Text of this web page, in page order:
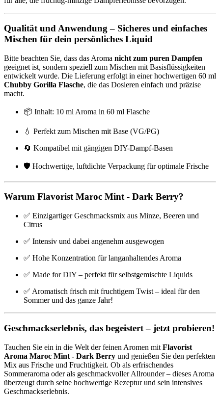
Qualität und Anwendung – Sicheres und einfaches
Mischen für dein persönliches Liquid
Bitte beachten Sie, dass das Aroma nicht zum puren Dampfen
geeignet ist, sondern speziell zum Mischen mit Basisflüssigkeiten
entwickelt wurde. Die Lieferung erfolgt in einer hochwertigen 60 ml
Chubby Gorilla Flasche, die das Dosieren einfach und präzise
macht.
📦 Inhalt: 10 ml Aroma in 60 ml Flasche
💧 Perfekt zum Mischen mit Base (VG/PG)
🔄 Kompatibel mit gängigen DIY-Dampf-Basen
🛡️ Hochwertige, luftdichte Verpackung für optimale Frische
Warum Flavorist Maroc Mint - Dark Berry?
✅ Einzigartiger Geschmacksmix aus Minze, Beeren und
Citrus
✅ Intensiv und dabei angenehm ausgewogen
✅ Hohe Konzentration für langanhaltendes Aroma
✅ Made for DIY – perfekt für selbstgemischte Liquids
✅ Aromatisch frisch mit fruchtigem Twist – ideal für den
Sommer und das ganze Jahr!
Geschmackserlebnis, das begeistert – jetzt probieren!
Tauchen Sie ein in die Welt der feinen Aromen mit Flavorist
Aroma Maroc Mint - Dark Berry und genießen Sie den perfekten
Mix aus Frische und Fruchtigkeit. Ob als erfrischendes
Sommeraroma oder als geschmackvoller Allrounder – dieses Aroma
überzeugt durch seine hochwertige Rezeptur und sein intensives
Geschmackserlebnis.